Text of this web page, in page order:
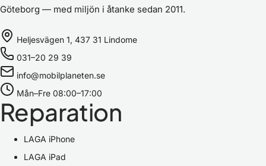
Göteborg — med miljön i åtanke sedan 2011.
Heljesvägen 1, 437 31 Lindome
031–20 29 39
info@mobilplaneten.se
Mån–Fre 08:00–17:00
Reparation
LAGA iPhone
LAGA iPad